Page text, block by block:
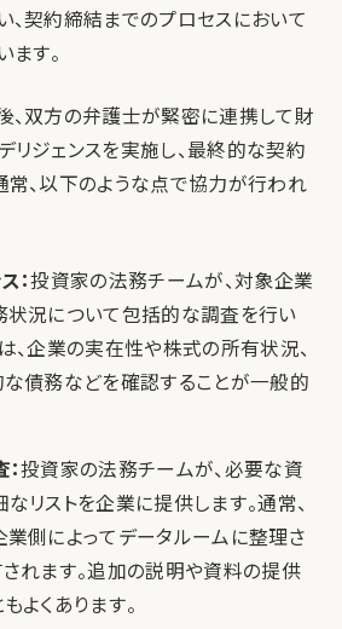
、契約締結までのプロセスにおいて
ます。
、双方の弁護士が緊密に連携して財
リジェンスを実施し、最終的な契約
常、以下のような点で協力が行われ
：投資家の法務チームが、対象企業
状況について包括的な調査を行い
、企業の実在性や株式の所有状況、
債務などを確認することが一般的
投資家の法務チームが、必要な資
リストを企業に提供します。通常、
業側によってデータルームに整理さ
れます。追加の説明や資料の提供
よくあります。